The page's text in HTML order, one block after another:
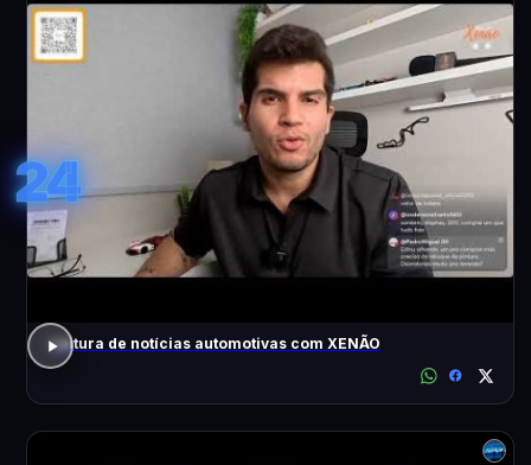
24
Leitura de notícias automotivas com XENÃO